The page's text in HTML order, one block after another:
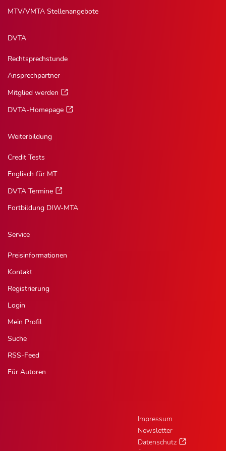
MTV/VMTA Stellenangebote
DVTA
Rechtsprechstunde
Ansprechpartner
Mitglied werden
DVTA-Homepage
Weiterbildung
Credit Tests
Englisch für MT
DVTA Termine
Fortbildung DIW-MTA
Service
Preisinformationen
Kontakt
Registrierung
Login
Mein Profil
Suche
RSS-Feed
Für Autoren
Impressum
Newsletter
Datenschutz